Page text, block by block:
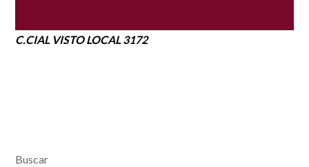
C.CIAL VISTO LOCAL 3172
Buscar